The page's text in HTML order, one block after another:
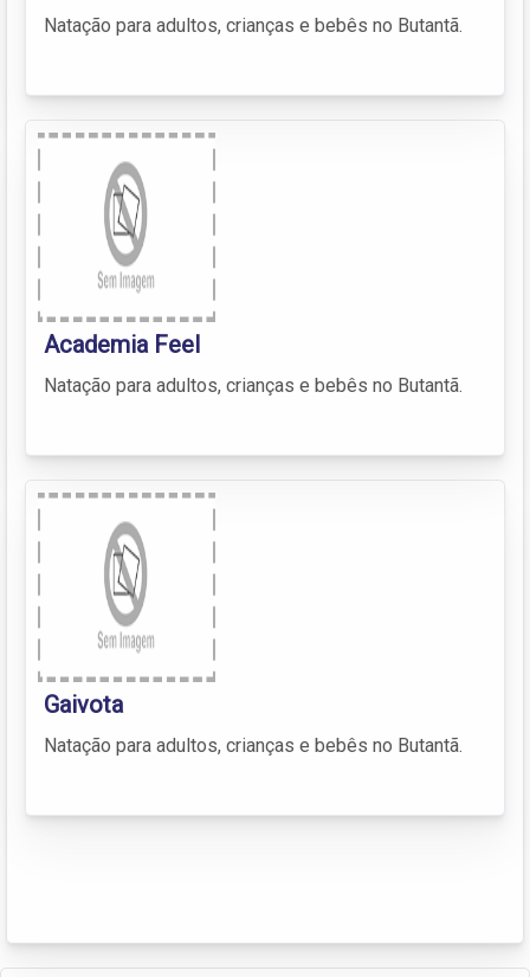
Natação para adultos, crianças e bebês no Butantã.
Academia Feel
Natação para adultos, crianças e bebês no Butantã.
Gaivota
Natação para adultos, crianças e bebês no Butantã.